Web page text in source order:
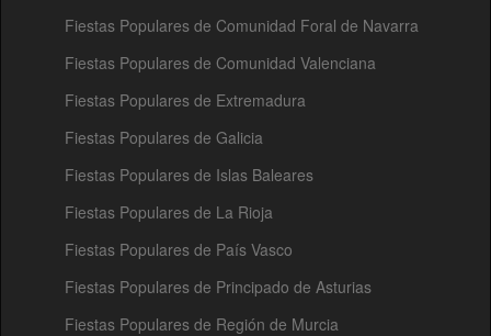
Fiestas Populares de Comunidad Foral de Navarra
Fiestas Populares de Comunidad Valenciana
Fiestas Populares de Extremadura
Fiestas Populares de Galicia
Fiestas Populares de Islas Baleares
Fiestas Populares de La Rioja
Fiestas Populares de País Vasco
Fiestas Populares de Principado de Asturias
Fiestas Populares de Región de Murcia